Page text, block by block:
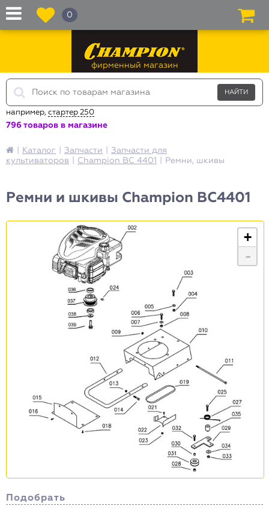
Каталог Запчасти
Запчасти для
культиваторов
Champion ВC 4401 Ремни, шкивы
Ремни и шкивы Champion BC4401
Подобрать
фирменный магазин
например, стартер 250
796 товаров в магазине
0
+
-